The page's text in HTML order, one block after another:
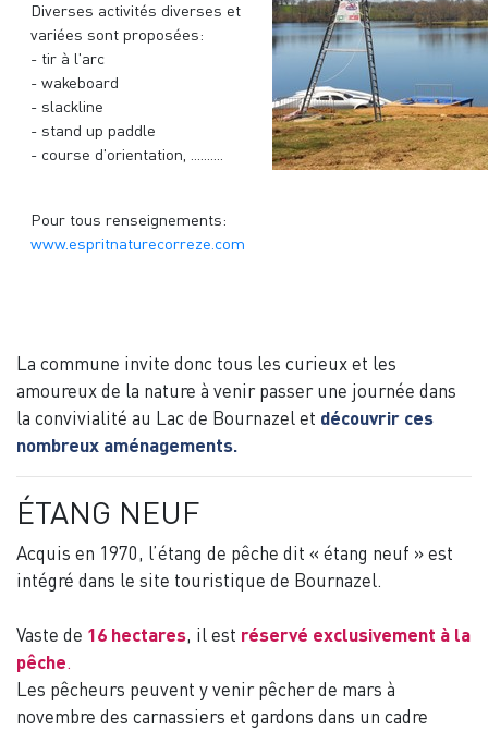
Diverses activités diverses et
variées sont proposées:
- tir à l'arc
- wakeboard
- slackline
- stand up paddle
- course d'orientation, ..........
Pour tous renseignements:
www.espritnaturecorreze.com
La commune invite donc tous les curieux et les
amoureux de la nature à venir passer une journée dans
la convivialité au Lac de Bournazel et découvrir ces
nombreux aménagements.
ÉTANG NEUF
Acquis en 1970, l’étang de pêche dit « étang neuf » est
intégré dans le site touristique de Bournazel.
Vaste de 16 hectares, il est réservé exclusivement à la
pêche.
Les pêcheurs peuvent y venir pêcher de mars à
novembre des carnassiers et gardons dans un cadre